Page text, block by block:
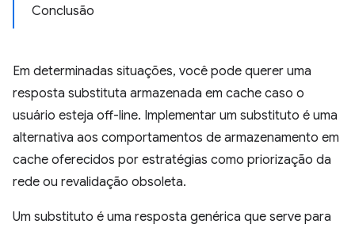
Conclusão
Em determinadas situações, você pode querer uma
resposta substituta armazenada em cache caso o
usuário esteja off-line. Implementar um substituto é uma
alternativa aos comportamentos de armazenamento em
cache oferecidos por estratégias como priorização da
rede ou revalidação obsoleta.
Um substituto é uma resposta genérica que serve para